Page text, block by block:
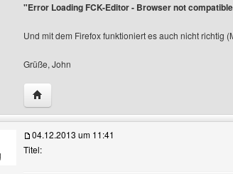
"Error Loading FCK-Editor - Browser not
Und mit dem Firefox funktioniert es auch nicht richtig
Grüße, John
Website dieses Benutzers besuchen: ghs-
04.12.2013 um 11:41
Titel: